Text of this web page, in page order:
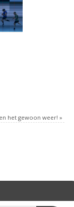
het gewoon weer!»